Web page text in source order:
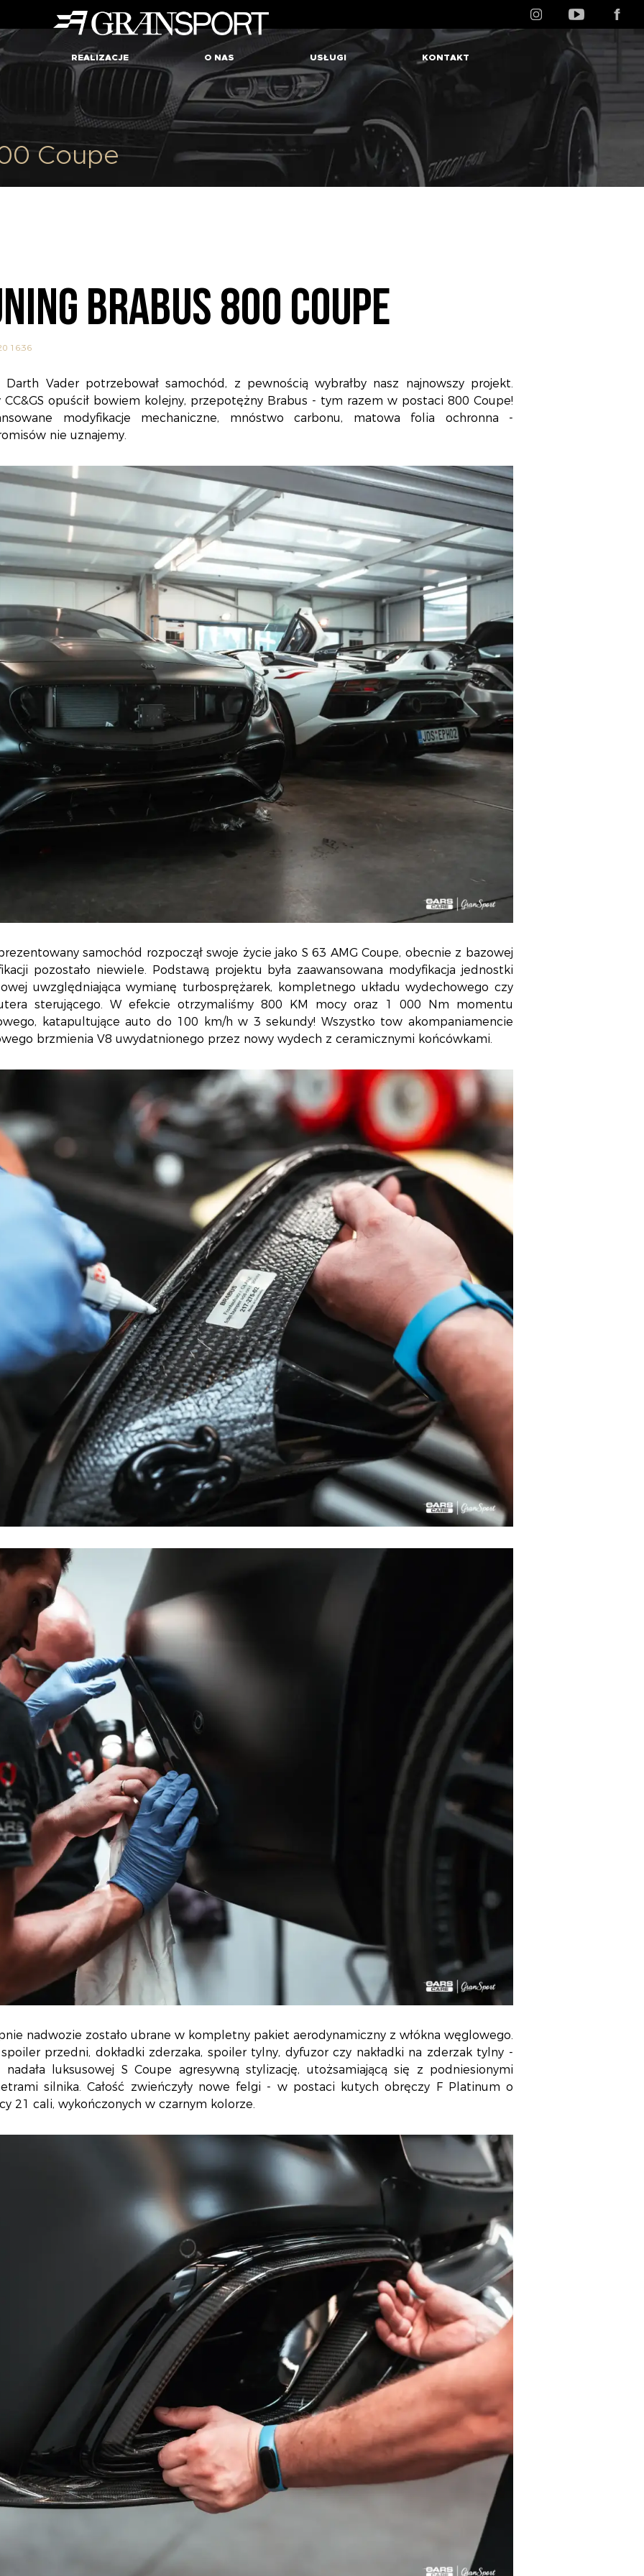
REALIZACJE O NAS USŁUGI KONTAKT
Coupe
BRABUS 800 COUPE
16:36
Darth Vader potrzebował samochód, z pewnością wybrałby nasz najnowszy projekt.
CC&GS opuścił bowiem kolejny, przepotężny Brabus - tym razem w postaci 800 Coupe!
modyfikacje mechaniczne, mnóstwo carbonu, matowa folia ochronna -
nie uznajemy.
samochód rozpoczął swoje życie jako S 63 AMG Coupe, obecnie z bazowej
pozostało niewiele. Podstawą projektu była zaawansowana modyfikacja jednostki
uwzględniająca wymianę turbosprężarek, kompletnego układu wydechowego czy
sterującego. W efekcie otrzymaliśmy 800 KM mocy oraz 1 000 Nm momentu
katapultujące auto do 100 km/h w 3 sekundy! Wszystko tow akompaniamencie
brzmienia V8 uwydatnionego przez nowy wydech z ceramicznymi końcówkami.
nadwozie zostało ubrane w kompletny pakiet aerodynamiczny z włókna węglowego.
przedni, dokładki zderzaka, spoiler tylny, dyfuzor czy nakładki na zderzak tylny -
nadała luksusowej S Coupe agresywną stylizację, utożsamiającą się z podniesionymi
silnika. Całość zwieńczyły nowe felgi - w postaci kutych obręczy F Platinum o
21 cali, wykończonych w czarnym kolorze.